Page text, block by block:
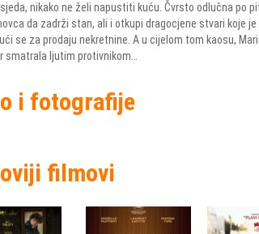
nikako ne želi napustiti kuću. Čvrsto odlučna po
da zadrži stan, ali i otkupi dragocjene stvari koje
se za prodaju nekretnine. A u cijelom tom kaosu,
smatrala ljutim protivnikom…
i fotografije
filmovi